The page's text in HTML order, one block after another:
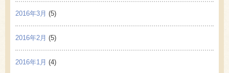
2016年3月 (5)
2016年2月 (5)
2016年1月 (4)